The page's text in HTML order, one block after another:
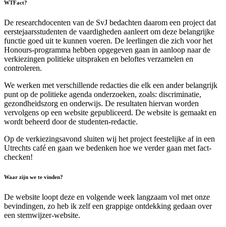
WTFact?
De researchdocenten van de SvJ bedachten daarom een project dat
eerstejaarsstudenten de vaardigheden aanleert om deze belangrijke
functie goed uit te kunnen voeren. De leerlingen die zich voor het
Honours-programma hebben opgegeven gaan in aanloop naar de
verkiezingen politieke uitspraken en beloftes verzamelen en
controleren.
We werken met verschillende redacties die elk een ander belangrijk
punt op de politieke agenda onderzoeken, zoals: discriminatie,
gezondheidszorg en onderwijs. De resultaten hiervan worden
vervolgens op een website gepubliceerd. De website is gemaakt en
wordt beheerd door de studenten-redactie.
Op de verkiezingsavond sluiten wij het project feestelijke af in een
Utrechts café en gaan we bedenken hoe we verder gaan met fact-
checken!
Waar zijn we te vinden?
De website loopt deze en volgende week langzaam vol met onze
bevindingen, zo heb ik zelf een grappige ontdekking gedaan over
een stemwijzer-website.